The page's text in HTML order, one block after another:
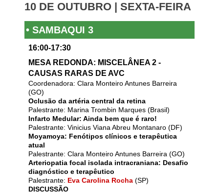
10 DE OUTUBRO | SEXTA-FEIRA
• SAMBAQUI 3
16:00-17:30
MESA REDONDA: MISCELÂNEA 2 -
CAUSAS RARAS DE AVC
Coordenadora: Clara Monteiro Antunes Barreira
(GO)
Oclusão da artéria central da retina
Palestrante: Marina Trombin Marques (Brasil)
Infarto Medular: Ainda bem que é raro!
Palestrante: Vinicius Viana Abreu Montanaro (DF)
Moyamoya: Fenótipos clínicos e terapêutica
atual
Palestrante: Clara Monteiro Antunes Barreira (GO)
Arteriopatia focal isolada intracraniana: Desafio
diagnóstico e terapêutico
Palestrante: Eva Carolina Rocha (SP)
DISCUSSÃO